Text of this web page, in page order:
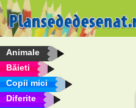
Animale
Băieti
Copii mici
Diferite